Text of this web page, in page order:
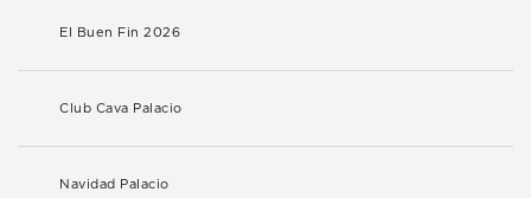
El Buen Fin 2026
Club Cava Palacio
Navidad Palacio